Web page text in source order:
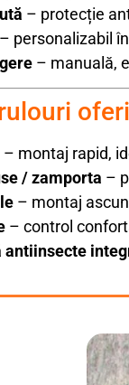
– protecție
personalizabil
– manuală,
– montaj rapid,
/ zamporta –
– montaj
– control
antiinsecte